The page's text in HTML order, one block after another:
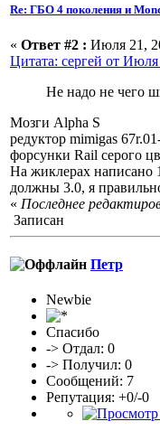
Re: ГБО 4 поколения и
« Ответ #2 : Июля 21,
Цитата: сергей от
Не надо не чего
Мозги Alpha S
редуктор mimigas
форсунки Rail серого
На жиклерах написано
должны 3.0, я
« Последнее
Записан
Петр
Newbie
Спасибо
-> Отдал: 0
-> Получил: 0
Сообщений: 7
Репутация: +0/-0